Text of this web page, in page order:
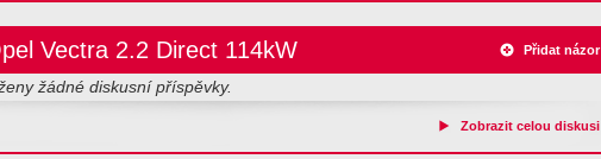
Přidat názor
Vectra 2.2 Direct 114kW
žádné diskusní příspěvky.
Zobrazit celou diskusi